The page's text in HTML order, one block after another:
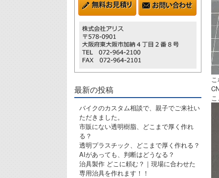
最新の投稿
バイクのカスタム相談で、親子でご来社い
ただきました。
市販にない透明樹脂、どこまで厚く作れ
る？
透明プラスチック、どこまで厚く作れる？
AIがあっても、判断はどうなる？
治具製作 どこに頼む？｜現場に合わせた
専用治具を作れます！！